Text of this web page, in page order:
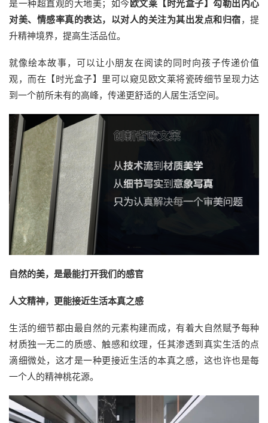
是一种超直观的大地美；如今欧文莱【时光盒子】勾勒出内心
对美、情感率真的表达，以对人的关注为其出发点和归宿，提
升精神境界，提高生活品位。
就像绘本故事，可以让小朋友在阅读的同时向孩子传递价值
观，而在【时光盒子】里可以窥见欧文莱将瓷砖细节呈现力达
到一个前所未有的高峰，传递更舒适的人居生活空间。
自然的美，是最能打开我们的感官
人文精神，更能接近生活本真之感
生活的细节都由最自然的元素构建而成，有着大自然赋予每种
材质独一无二的质感、触感和纹理，任其渗透到真实生活的点
滴细微处，这才是一种更接近生活的本真之感，这也许也是每
一个人的精神桃花源。